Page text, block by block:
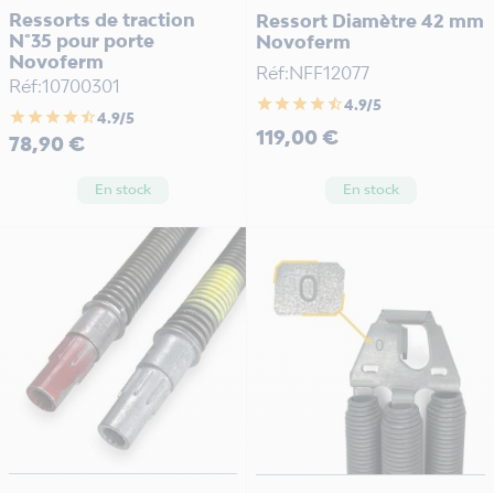
Ressorts de traction
N°35 pour porte
Novoferm
Réf:10700301
star star star star star_half4.9/5
Prix
78,90 €
En stock
Ressort Diamètre 42 mm
Novoferm
Réf:NFF12077
star star star star star_half4.9/5
Prix
119,00 €
En stock